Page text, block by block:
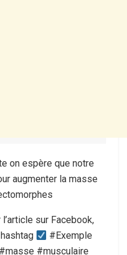
on espère que notre
augmenter la masse
sur Facebook,
#Exemple
#musculaire